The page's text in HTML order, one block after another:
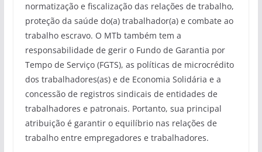
normatização e fiscalização das relações de trabalho,
proteção da saúde do(a) trabalhador(a) e combate ao
trabalho escravo. O MTb também tem a
responsabilidade de gerir o Fundo de Garantia por
Tempo de Serviço (FGTS), as políticas de microcrédito
dos trabalhadores(as) e de Economia Solidária e a
concessão de registros sindicais de entidades de
trabalhadores e patronais. Portanto, sua principal
atribuição é garantir o equilíbrio nas relações de
trabalho entre empregadores e trabalhadores.